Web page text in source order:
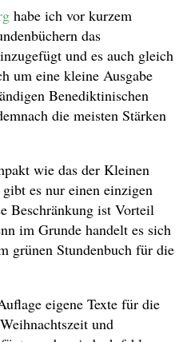
habe ich vor kurzem
das
und es auch gleich
um eine kleine Ausgabe
Benediktinischen
die meisten Stärken
wie das der Kleinen
es nur einen einzigen
Beschränkung ist Vorteil
im Grunde handelt es sich
grünen Stundenbuch für die
eigene Texte für die
und